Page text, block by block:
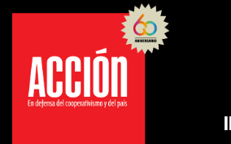
Saltar
contenido